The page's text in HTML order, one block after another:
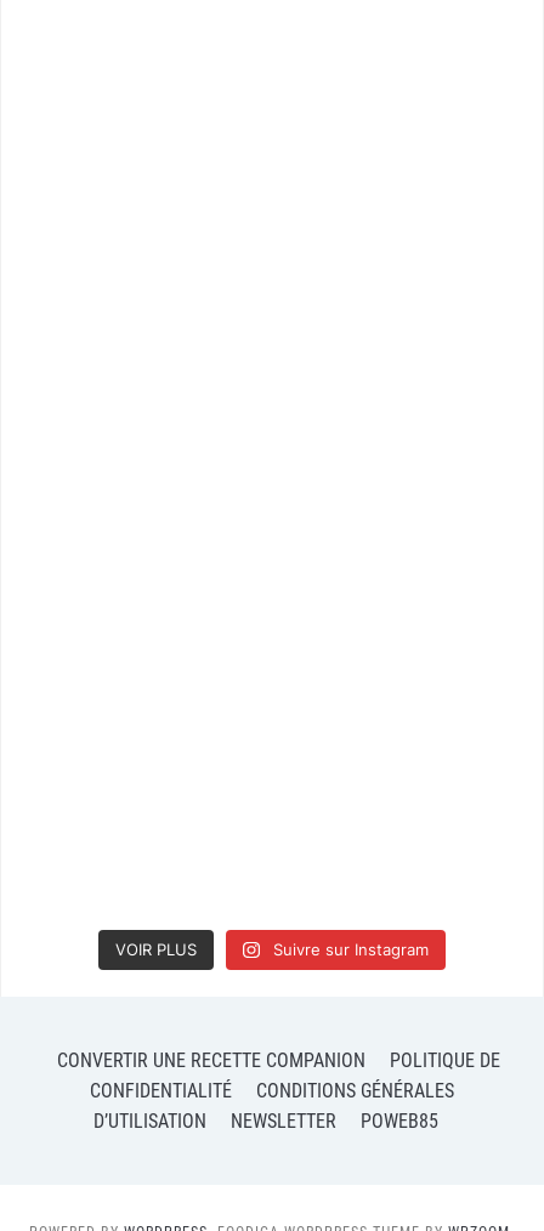
VOIR PLUS Suivre sur Instagram
CONVERTIR UNE RECETTE COMPANION
POLITIQUE DE
CONFIDENTIALITÉ
CONDITIONS GÉNÉRALES
D’UTILISATION
NEWSLETTER POWEB85